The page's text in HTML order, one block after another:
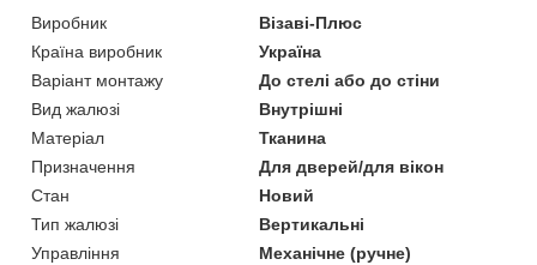
Виробник
Візаві-Плюс
Країна виробник
Україна
Варіант монтажу
До стелі або до стіни
Вид жалюзі
Внутрішні
Матеріал
Тканина
Призначення
Для дверей/для вікон
Стан
Новий
Тип жалюзі
Вертикальні
Управління
Механічне (ручне)